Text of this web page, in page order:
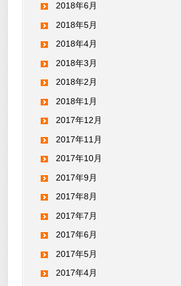
2018年6月
2018年5月
2018年4月
2018年3月
2018年2月
2018年1月
2017年12月
2017年11月
2017年10月
2017年9月
2017年8月
2017年7月
2017年6月
2017年5月
2017年4月